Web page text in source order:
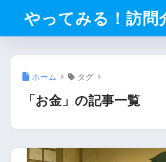
やってみる！訪問
ホーム タグ
「お金」の記事一覧